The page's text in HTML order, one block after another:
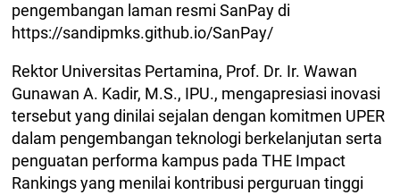
pengembangan laman resmi SanPay di
https://sandipmks.github.io/SanPay/
Rektor Universitas Pertamina, Prof. Dr. Ir. Wawan
Gunawan A. Kadir, M.S., IPU., mengapresiasi inovasi
tersebut yang dinilai sejalan dengan komitmen UPER
dalam pengembangan teknologi berkelanjutan serta
penguatan performa kampus pada THE Impact
Rankings yang menilai kontribusi perguruan tinggi